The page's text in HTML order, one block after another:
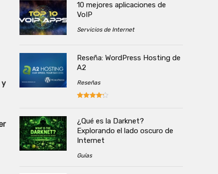
y
10 mejores aplicaciones de
VoIP
Servicios de Internet
Reseña: WordPress Hosting de
A2
Reseñas
¿Qué es la Darknet?
Explorando el lado oscuro de
Internet
Guías